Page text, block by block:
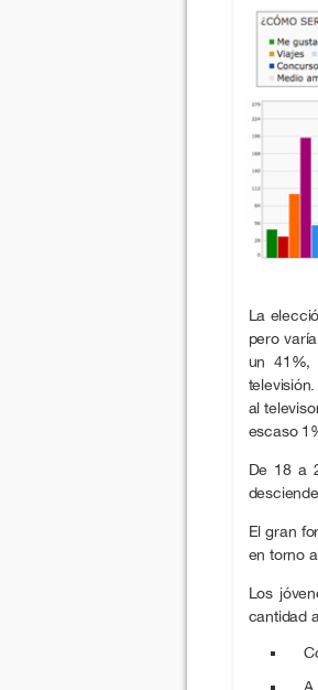
La
pero
un 41%,
al
escaso
De 18 a
El gran
en torno
Los
cantidad
A